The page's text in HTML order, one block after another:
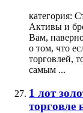
категория:
Активы и
Вам,
о том, что
торговлей,
самым ...
1 лот
торговле